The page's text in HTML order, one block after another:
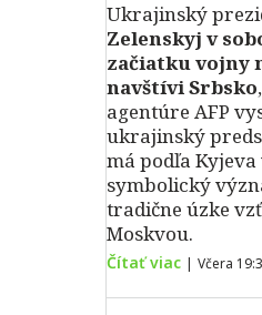
Ukrajinský
Zelenskyj v
začiatku vojny
navštívi Srbsko
agentúre AFP
ukrajinský
má podľa
symbolický
tradične úzke
Moskvou.
Čítať viac | Včera